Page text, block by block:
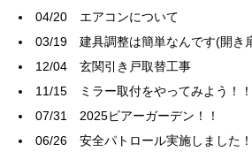
04/20 エアコンについて
03/19建具調整は簡単なんです(開き
12/04玄関引き戸取替工事
11/15
ミラー取付をやってみよう！！
07/31 2025ビアーガーデン！！
06/26安全パトロール実施しました！